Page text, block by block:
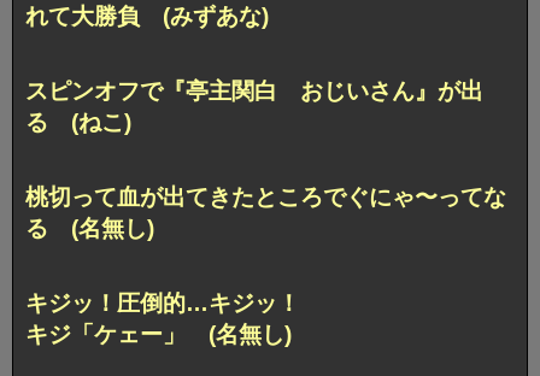
れて大勝負 (みずあな)
スピンオフで『亭主関白 おじいさん』が出
る (ねこ)
桃切って血が出てきたところでぐにゃ〜ってな
る (名無し)
キジッ！圧倒的…キジッ！
キジ「ケェー」 (名無し)